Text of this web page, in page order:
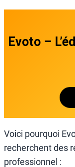
Evoto –
Voici pourquoi
recherchent des
professionnel :